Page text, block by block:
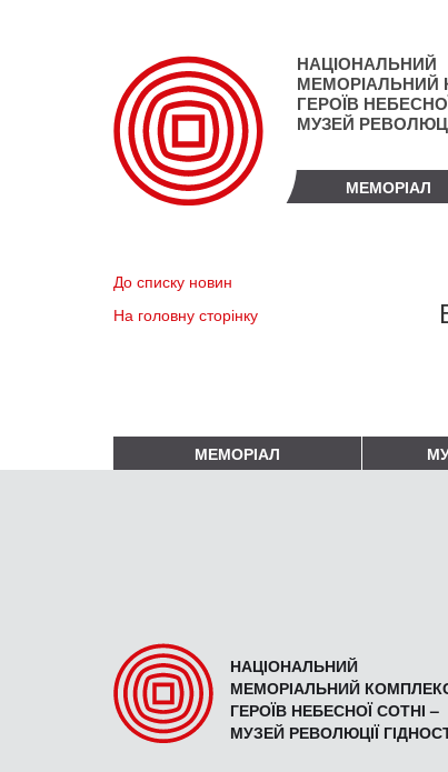
НАЦІОНАЛЬНИЙ
МЕМОРІАЛЬНИЙ
ГЕРОЇВ
МУЗЕЙ
МЕМОРІАЛ
До списку новин
На головну сторінку
МЕМОРІАЛ
НАЦІОНАЛЬНИЙ
МЕМОРІАЛЬНИЙ
ГЕРОЇВ НЕБЕСНОЇ СОТНІ –
МУЗЕЙ РЕВОЛЮЦІЇ